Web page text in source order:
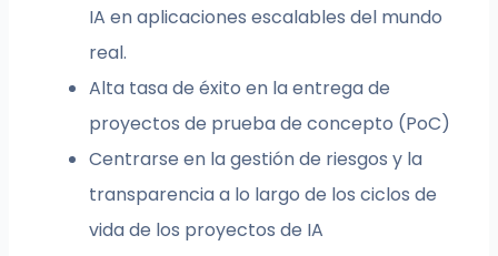
IA en aplicaciones escalables del mundo
real.
Alta tasa de éxito en la entrega de
proyectos de prueba de concepto (PoC)
Centrarse en la gestión de riesgos y la
transparencia a lo largo de los ciclos de
vida de los proyectos de IA